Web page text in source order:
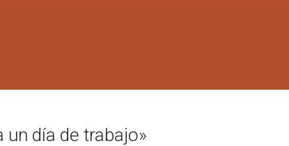
un día de trabajo»